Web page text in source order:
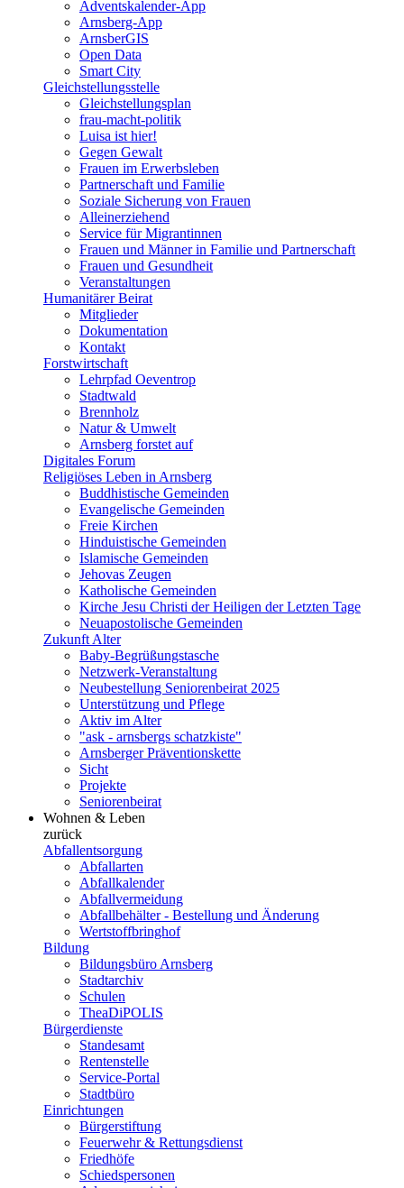
Adventskalender-App
Arnsberg-App
ArnsberGIS
Open Data
Smart City
Gleichstellungsstelle
Gleichstellungsplan
frau-macht-politik
Luisa ist hier!
Gegen Gewalt
Frauen im Erwerbsleben
Partnerschaft und Familie
Soziale Sicherung von Frauen
Alleinerziehend
Service für Migrantinnen
Frauen und Männer in Familie und Partnerschaft
Frauen und Gesundheit
Veranstaltungen
Humanitärer Beirat
Mitglieder
Dokumentation
Kontakt
Forstwirtschaft
Lehrpfad Oeventrop
Stadtwald
Brennholz
Natur & Umwelt
Arnsberg forstet auf
Digitales Forum
Religiöses Leben in Arnsberg
Buddhistische Gemeinden
Evangelische Gemeinden
Freie Kirchen
Hinduistische Gemeinden
Islamische Gemeinden
Jehovas Zeugen
Katholische Gemeinden
Kirche Jesu Christi der Heiligen der Letzten Tage
Neuapostolische Gemeinden
Zukunft Alter
Baby-Begrüßungstasche
Netzwerk-Veranstaltung
Neubestellung Seniorenbeirat 2025
Unterstützung und Pflege
Aktiv im Alter
"ask - arnsbergs schatzkiste"
Arnsberger Präventionskette
Sicht
Projekte
Seniorenbeirat
Wohnen & Leben
zurück
Abfallentsorgung
Abfallarten
Abfallkalender
Abfallvermeidung
Abfallbehälter - Bestellung und Änderung
Wertstoffbringhof
Bildung
Bildungsbüro Arnsberg
Stadtarchiv
Schulen
TheaDiPOLIS
Bürgerdienste
Standesamt
Rentenstelle
Service-Portal
Stadtbüro
Einrichtungen
Bürgerstiftung
Feuerwehr & Rettungsdienst
Friedhöfe
Schiedspersonen